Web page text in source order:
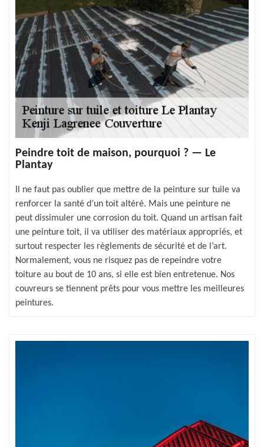
Peindre toit de maison, pourquoi ? — Le
Plantay
Il ne faut pas oublier que mettre de la peinture sur tuile va
renforcer la santé d’un toit altéré. Mais une peinture ne
peut dissimuler une corrosion du toit. Quand un artisan fait
une peinture toit, il va utiliser des matériaux appropriés, et
surtout respecter les règlements de sécurité et de l’art.
Normalement, vous ne risquez pas de repeindre votre
toiture au bout de 10 ans, si elle est bien entretenue. Nos
couvreurs se tiennent prêts pour vous mettre les meilleures
peintures.